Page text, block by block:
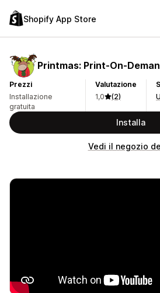
Shopify App Store
Printmas:
Prezzi
Installazione
gratuita
Valutazione
1,0
(2)
Installa
Vedi il negozio